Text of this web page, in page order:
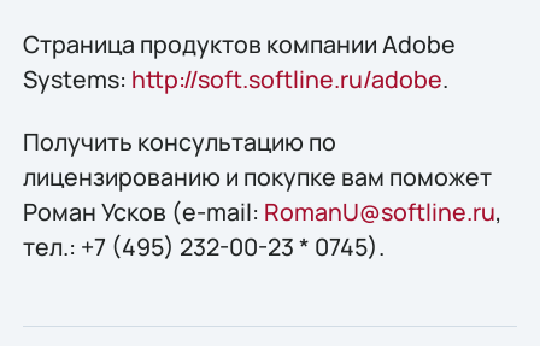
Страница продуктов компании Adobe
Systems: http://soft.softline.ru/adobe.
Получить конcультацию по
лицензированию и покупке вам поможет
Роман Усков (e-mail: RomanU@softline.ru,
тел.: +7 (495) 232-00-23 * 0745).